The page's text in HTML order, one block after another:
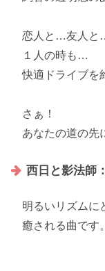
恋人と…友人と
１人の時も…
快適ドライブを
さぁ！
あなたの道の先
西日と影法師
明るいリズムに
癒される曲で